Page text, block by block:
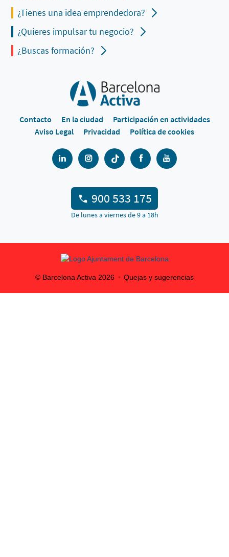
¿Tienes una idea emprendedora?
¿Quieres impulsar tu negocio?
¿Buscas formación?
Contacto En la ciudad
Participación en actividades
Aviso Legal
Privacidad Política de cookies
900 533 175
De lunes a viernes de 9 a 18h
© Barcelona Activa 2026 Quejas y sugerencias